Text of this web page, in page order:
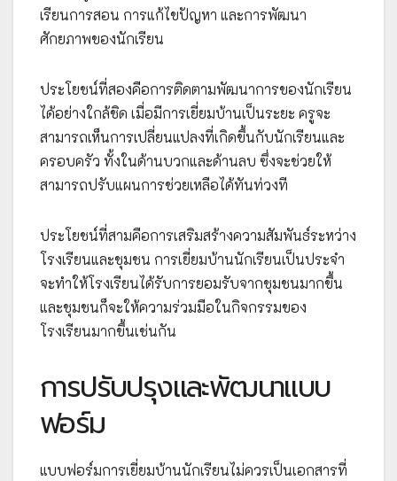
เรียนการสอน การแก้ไขปัญหา และการพัฒนา
ศักยภาพของนักเรียน
ประโยชน์ที่สองคือการติดตามพัฒนาการของนักเรียน
ได้อย่างใกล้ชิด เมื่อมีการเยี่ยมบ้านเป็นระยะ ครูจะ
สามารถเห็นการเปลี่ยนแปลงที่เกิดขึ้นกับนักเรียนและ
ครอบครัว ทั้งในด้านบวกและด้านลบ ซึ่งจะช่วยให้
สามารถปรับแผนการช่วยเหลือได้ทันท่วงที
ประโยชน์ที่สามคือการเสริมสร้างความสัมพันธ์ระหว่าง
โรงเรียนและชุมชน การเยี่ยมบ้านนักเรียนเป็นประจำ
จะทำให้โรงเรียนได้รับการยอมรับจากชุมชนมากขึ้น
และชุมชนก็จะให้ความร่วมมือในกิจกรรมของ
โรงเรียนมากขึ้นเช่นกัน
การปรับปรุงและพัฒนาแบบ
ฟอร์ม
แบบฟอร์มการเยี่ยมบ้านนักเรียนไม่ควรเป็นเอกสารที่